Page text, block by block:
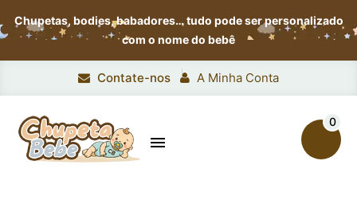
Chupetas, bodies, babadores…tudo pode ser personalizado
com o nome do bebê
Contate-nos A Minha Conta

0